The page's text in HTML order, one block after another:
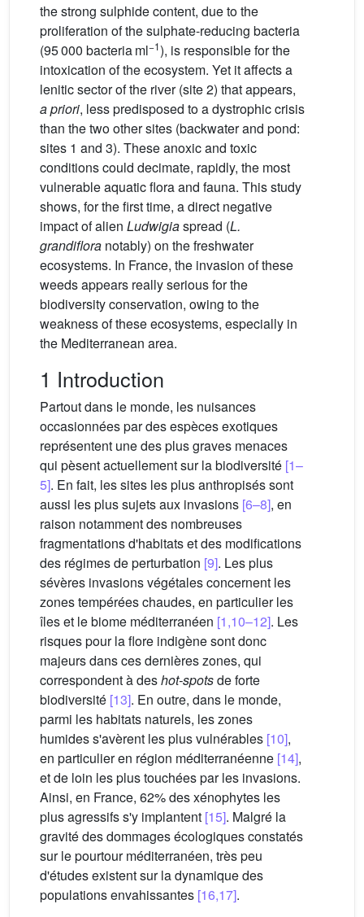
the strong sulphide content, due to the
proliferation of the sulphate-reducing bacteria
(95 000 bacteria ml−1), is responsible for the
intoxication of the ecosystem. Yet it affects a
lenitic sector of the river (site 2) that appears,
a priori, less predisposed to a dystrophic crisis
than the two other sites (backwater and pond:
sites 1 and 3). These anoxic and toxic
conditions could decimate, rapidly, the most
vulnerable aquatic flora and fauna. This study
shows, for the first time, a direct negative
impact of alien Ludwigiaspread (L.
grandiflora notably) on the freshwater
ecosystems. In France, the invasion of these
weeds appears really serious for the
biodiversity conservation, owing to the
weakness of these ecosystems, especially in
the Mediterranean area.
1 Introduction
Partout dans le monde, les nuisances
occasionnées par des espèces exotiques
représentent une des plus graves menaces
qui pèsent actuellement sur la biodiversité [1–
5]. En fait, les sites les plus anthropisés sont
aussi les plus sujets aux invasions [6–8], en
raison notamment des nombreuses
fragmentations d'habitats et des modifications
des régimes de perturbation [9]. Les plus
sévères invasions végétales concernent les
zones tempérées chaudes, en particulier les
îles et le biome méditerranéen [1,10–12]. Les
risques pour la flore indigène sont donc
majeurs dans ces dernières zones, qui
correspondent à deshot-spotsde forte
biodiversité [13]. En outre, dans le monde,
parmi les habitats naturels, les zones
humides s'avèrent les plus vulnérables [10],
en particulier en région méditerranéenne [14],
et de loin les plus touchées par les invasions.
Ainsi, en France, 62% des xénophytes les
plus agressifs s'y implantent [15]. Malgré la
gravité des dommages écologiques constatés
sur le pourtour méditerranéen, très peu
d'études existent sur la dynamique des
populations envahissantes [16,17].